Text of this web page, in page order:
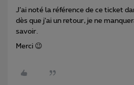
J’ai noté la référence de ce ticket
dès que j’ai un retour, je ne
savoir.
Merci 😉